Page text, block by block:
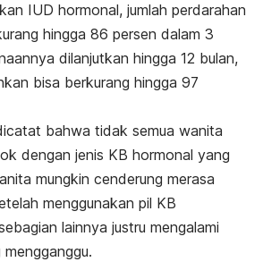
IUD hormonal, jumlah perdarahan
hingga 86 persen dalam 3
dilanjutkan hingga 12 bulan,
bisa berkurang hingga 97
bahwa tidak semua wanita
dengan jenis KB hormonal yang
mungkin cenderung merasa
menggunakan pil KB
lainnya justru mengalami